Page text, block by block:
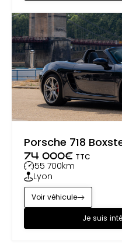
Porsche 718
74 000€ TTC
55 700km
Lyon
Je suis
Voir véhicule